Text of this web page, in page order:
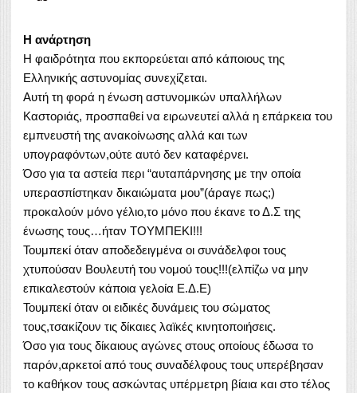
Η ανάρτηση
Η φαιδρότητα που εκπορεύεται από κάποιους της
Ελληνικής αστυνομίας συνεχίζεται.
Αυτή τη φορά η ένωση αστυνομικών υπαλλήλων
Καστοριάς, προσπαθεί να ειρωνευτεί αλλά η επάρκεια του
εμπνευστή της ανακοίνωσης αλλά και των
υπογραφόντων,ούτε αυτό δεν καταφέρνει.
Όσο για τα αστεία περι “αυταπάρνησης με την οποία
υπερασπίστηκαν δικαιώματα μου”(άραγε πως;)
προκαλούν μόνο γέλιο,το μόνο που έκανε το Δ.Σ της
ένωσης τους…ήταν ΤΟΥΜΠΕΚΙ!!!
Τουμπεκί όταν αποδεδειγμένα οι συνάδελφοι τους
χτυπούσαν Βουλευτή του νομού τους!!!(ελπίζω να μην
επικαλεστούν κάποια γελοία Ε.Δ.Ε)
Τουμπεκί όταν οι ειδικές δυνάμεις του σώματος
τους,τσακίζουν τις δίκαιες λαϊκές κινητοποιήσεις.
Όσο για τους δίκαιους αγώνες στους οποίους έδωσα το
παρόν,αρκετοί από τους συναδέλφους τους υπερέβησαν
το καθήκον τους ασκώντας υπέρμετρη βίαια και στο τέλος